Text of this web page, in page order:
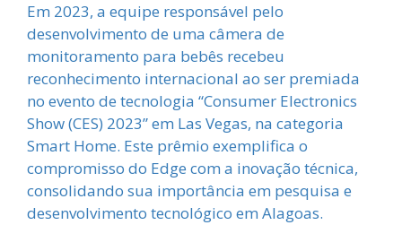
Em 2023, a equipe responsável pelo
desenvolvimento de uma câmera de
monitoramento para bebês recebeu
reconhecimento internacional ao ser premiada
no evento de tecnologia “Consumer Electronics
Show (CES) 2023” em Las Vegas, na categoria
Smart Home. Este prêmio exemplifica o
compromisso do Edge com a inovação técnica,
consolidando sua importância em pesquisa e
desenvolvimento tecnológico em Alagoas.